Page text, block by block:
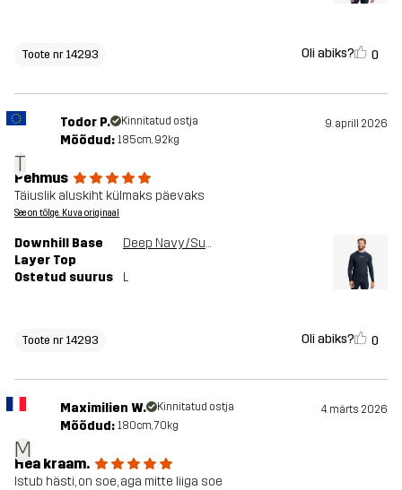
Toote nr 14293 Oli abiks? 0
T
Todor P. Kinnitatud ostja 9. aprill 2026
Mõõdud: 185cm, 92kg
Pehmus
Täiuslik aluskiht külmaks päevaks
See on tõlge. Kuva originaal
Downhill Base
Layer Top
Deep Navy/Surf The Web
Ostetud suurus L
Toote nr 14293 Oli abiks? 0
M
Maximilien W. Kinnitatud ostja 4. märts 2026
Mõõdud: 180cm, 70kg
Hea kraam.
Istub hästi, on soe, aga mitte liiga soe